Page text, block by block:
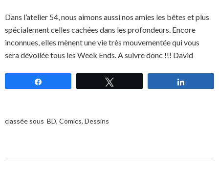
Dans l’atelier 54, nous aimons aussi nos amies les bêtes et plus
spécialement celles cachées dans les profondeurs. Encore
inconnues, elles mènent une vie très mouvementée qui vous
sera dévoilée tous les Week Ends. A suivre donc !!! David
classée sous BD, Comics, Dessins